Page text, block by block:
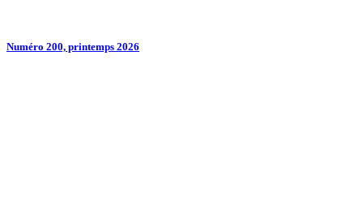
Numéro 200, printemps 2026